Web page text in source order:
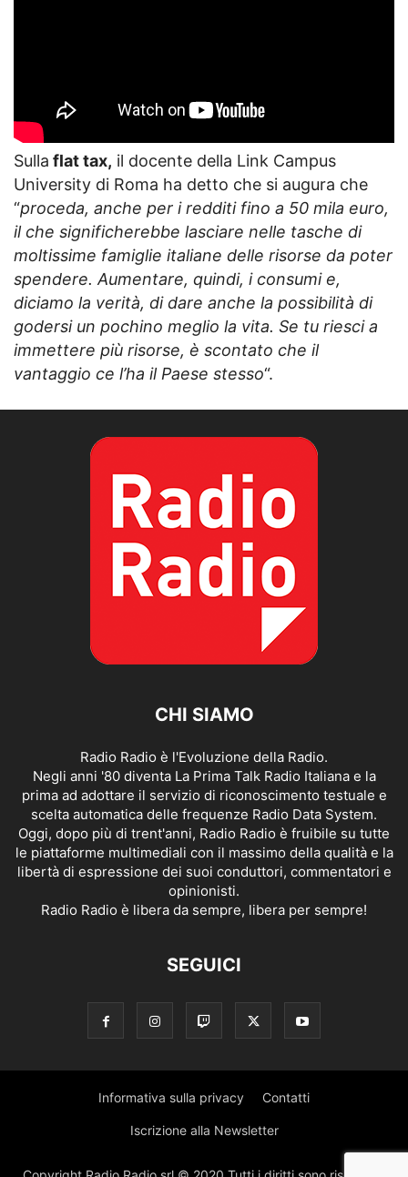
Sulla flat tax, il docente della Link Campus
University di Roma ha detto che si augura che
“proceda, anche per i redditi fino a 50 mila euro,
il che significherebbe lasciare nelle tasche di
moltissime famiglie italiane delle risorse da poter
spendere. Aumentare, quindi, i consumi e,
diciamo la verità, di dare anche la possibilità di
godersi un pochino meglio la vita. Se tu riesci a
immettere più risorse, è scontato che il
vantaggio ce l’ha il Paese stesso“.
CHI SIAMO
Radio Radio è l'Evoluzione della Radio.
Negli anni '80 diventa La Prima Talk Radio Italiana e la
prima ad adottare il servizio di riconoscimento testuale e
scelta automatica delle frequenze Radio Data System.
Oggi, dopo più di trent'anni, Radio Radio è fruibile su tutte
le piattaforme multimediali con il massimo della qualità e la
libertà di espressione dei suoi conduttori, commentatori e
opinionisti.
Radio Radio è libera da sempre, libera per sempre!
SEGUICI
Informativa sulla privacy Contatti
Iscrizione alla Newsletter